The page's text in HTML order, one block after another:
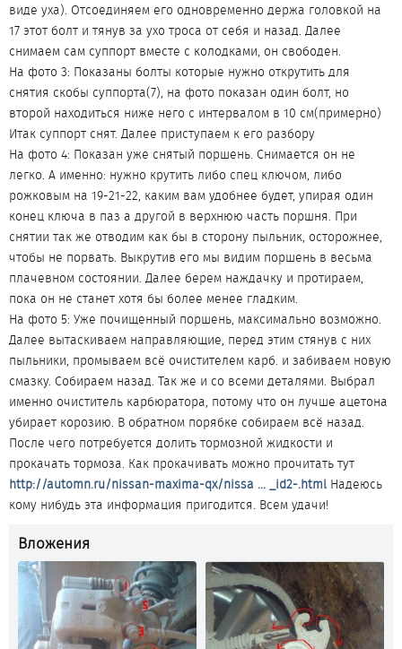
виде уха). Отсоединяем его одновременно держа головкой на
17 этот болт и тянув за ухо троса от себя и назад. Далее
снимаем сам суппорт вместе с колодками, он свободен.
На фото 3: Показаны болты которые нужно открутить для
снятия скобы суппорта(7), на фото показан один болт, но
второй находиться ниже него с интервалом в 10 см(примерно)
Итак суппорт снят. Далее приступаем к его разбору
На фото 4: Показан уже снятый поршень. Снимается он не
легко. А именно: нужно крутить либо спец ключом, либо
рожковым на 19-21-22, каким вам удобнее будет, упирая один
конец ключа в паз а другой в верхнюю часть поршня. При
снятии так же отводим как бы в сторону пыльник, осторожнее,
чтобы не порвать. Выкрутив его мы видим поршень в весьма
плачевном состоянии. Далее берем наждачку и протираем,
пока он не станет хотя бы более менее гладким.
На фото 5: Уже почищенный поршень, максимально возможно.
Далее вытаскиваем направляющие, перед этим стянув с них
пыльники, промываем всё очистителем карб. и забиваем новую
смазку. Собираем назад. Так же и со всеми деталями. Выбрал
именно очиститель карбюратора, потому что он лучше ацетона
убирает корозию. В обратном порябке собираем всё назад.
После чего потребуется долить тормозной жидкости и
прокачать тормоза. Как прокачивать можно прочитать тут
http://automn.ru/nissan-maxima-qx/nissa ... _id2-.html Надеюсь
кому нибудь эта информация пригодится. Всем удачи!
Вложения